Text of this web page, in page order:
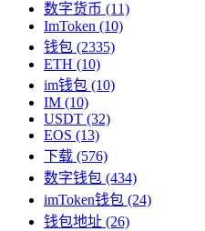
数字货币 (11)
ImToken (10)
钱包 (2335)
ETH (10)
im钱包 (10)
IM (10)
USDT (32)
EOS (13)
下载 (576)
数字钱包 (434)
imToken钱包 (24)
钱包地址 (26)